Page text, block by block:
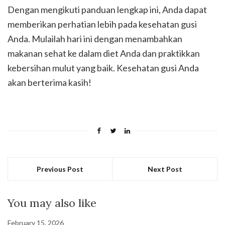
Dengan mengikuti panduan lengkap ini, Anda dapat
memberikan perhatian lebih pada kesehatan gusi
Anda. Mulailah hari ini dengan menambahkan
makanan sehat ke dalam diet Anda dan praktikkan
kebersihan mulut yang baik. Kesehatan gusi Anda
akan berterima kasih!
Previous Post Next Post
You may also like
February 15, 2026